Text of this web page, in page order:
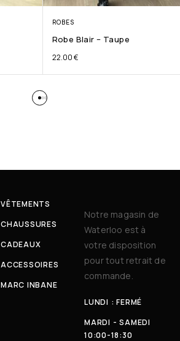
ROBES
Robe Blair – Taupe
22.00€
VÊTEMENTS
CHAUSSURES
CADEAUX
ACCESSOIRES
MARC INBANE
Notre magasin de
Waterloo est à
votre disposition
pour tout retrait de
commande.
LUNDI : FERMÉ
MARDI - SAMEDI
10:00-18:30